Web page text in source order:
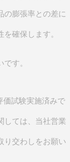
の膨張率との差に
を確保します。
す。
価試験実施済みで
しては、当社営業
り交わしをお願い